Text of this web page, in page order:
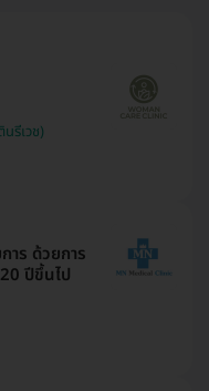
รีเวช)
าร ด้วยการ
ปีขึ้นไป